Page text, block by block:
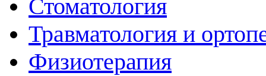
Стоматология
Травматология и
Физиотерапия